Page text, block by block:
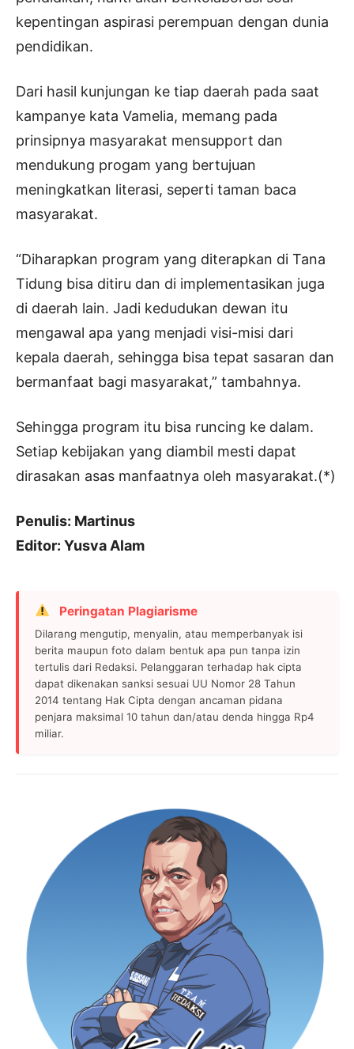
kepentingan aspirasi perempuan dengan dunia
pendidikan.
Dari hasil kunjungan ke tiap daerah pada saat
kampanye kata Vamelia, memang pada
prinsipnya masyarakat mensupport dan
mendukung progam yang bertujuan
meningkatkan literasi, seperti taman baca
masyarakat.
“Diharapkan program yang diterapkan di Tana
Tidung bisa ditiru dan di implementasikan juga
di daerah lain. Jadi kedudukan dewan itu
mengawal apa yang menjadi visi-misi dari
kepala daerah, sehingga bisa tepat sasaran dan
bermanfaat bagi masyarakat,” tambahnya.
Sehingga program itu bisa runcing ke dalam.
Setiap kebijakan yang diambil mesti dapat
dirasakan asas manfaatnya oleh masyarakat.(*)
Penulis: Martinus
Editor: Yusva Alam
Peringatan Plagiarisme
Dilarang mengutip, menyalin, atau memperbanyak isi
berita maupun foto dalam bentuk apa pun tanpa izin
tertulis dari Redaksi. Pelanggaran terhadap hak cipta
dapat dikenakan sanksi sesuai UU Nomor 28 Tahun
2014 tentang Hak Cipta dengan ancaman pidana
penjara maksimal 10 tahun dan/atau denda hingga Rp4
miliar.